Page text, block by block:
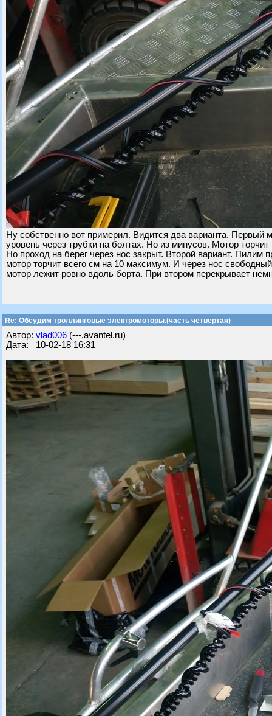
Ну собственно вот примерил. Видится два варианта.
уровень через трубки на болтах. Но из минусов. Мотор
Но проход на берег через нос закрыт. Второй вариант.
мотор торчит всего см на 10 максимум. И через нос
мотор лежит ровно вдоль борта. При втором перекрывает
Re: Обсудим троллинговые электромоторы.(часть четвертая)
Автор: vlad006 (---.avantel.ru)
Дата: 10-02-18 16:31